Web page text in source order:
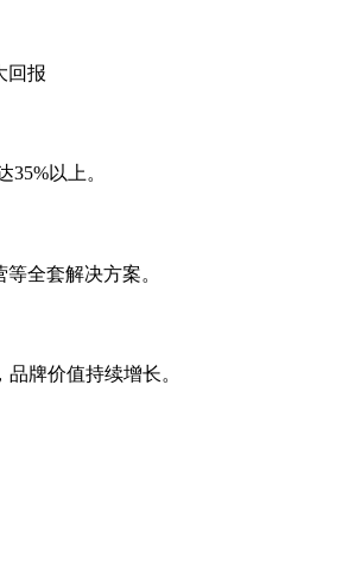
回报
以上。
全套解决方案。
牌价值持续增长。